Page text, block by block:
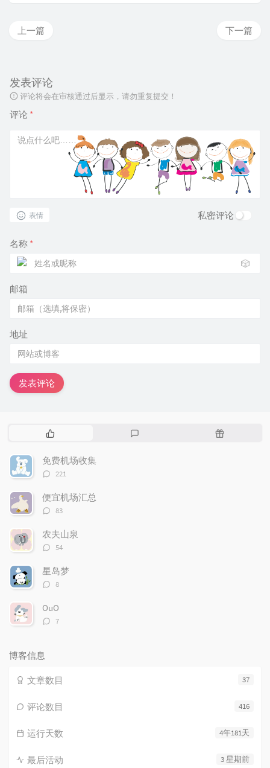
下一篇
上一篇
发表评论
评论将会在审核通过后显示，请勿重复提交！
评论 *
表情 私密评论
名称 *
🎲
邮箱
地址
发表评论
热
文
章
随
免费机场收集
评
数：
221
便宜机场汇总
评
数：
83
农夫山泉
评
数：
54
星岛梦
评
数：
8
OuO
评
7
博客信息
37
文章数目
416
评论数目
4年181天
运行天数
3 星期前
最后活动